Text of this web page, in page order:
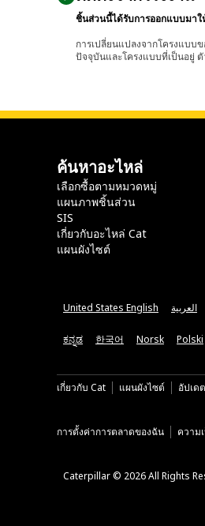
ชิ้นส่วนนี้ได้รับการออกแบบมา
การเปลี่ยนแปลงจากโครงแบ
ปัจจุบันและโครงแบบที่เป็นอยู่
ค้นหาอะไหล่
เลือกซื้อตามหมวดหมู่
แผนภาพชิ้นส่วน
SIS
เกี่ยวกับอะไหล่ Cat
แผนผังไซต์
United States English العربية
ಕನ್ನಡ 한국어 Norsk Polski
เกี่ยวกับ Cat แผนผังไซต์ อัปเด
การตั้งค่าการตลาดของฉัน ความ
Caterpillar © 2026 All Rights